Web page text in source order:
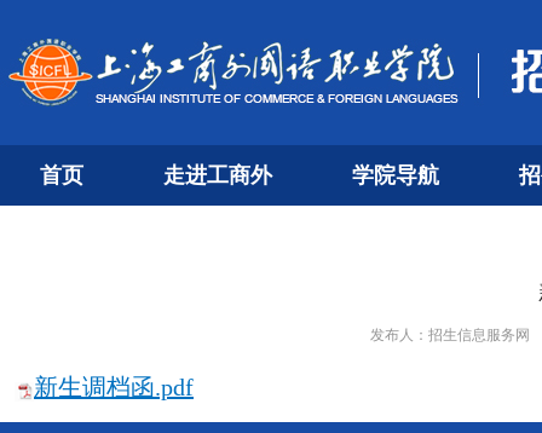
首页 走进工商外 学院导航
发布人：招生信息服务网
新生调档函.pdf